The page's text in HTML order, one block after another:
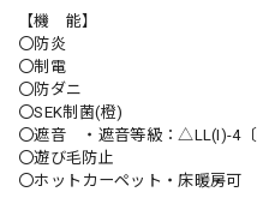
【機 能】
〇防炎
〇制電
〇防ダニ
〇SEK制菌(橙)
〇遮音 ・遮音等級：△LL(I)-4〔
〇遊び毛防止
〇ホットカーペット・床暖房可